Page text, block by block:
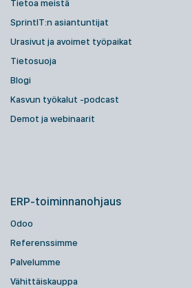
Tietoa meistä
SprintIT:n asiantuntijat
Urasivut ja avoimet työpaikat
Tietosuoja
Blogi
Kasvun työkalut -podcast
Demot ja webinaarit
ERP-toiminnanohjaus
Odoo
Referenssimme
Palvelumme
Vähittäiskauppa